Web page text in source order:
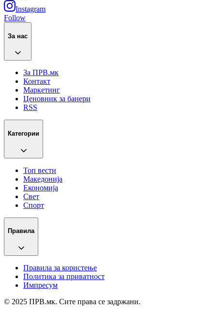
Instagram
Follow
За нас
За ПРВ.мк
Контакт
Маркетинг
Ценовник за банери
RSS
Категории
Топ вести
Македонија
Економија
Свет
Спорт
Правила
Правила за користење
Политика за приватност
Импресум
© 2025 ПРВ.мк. Сите права се задржани.